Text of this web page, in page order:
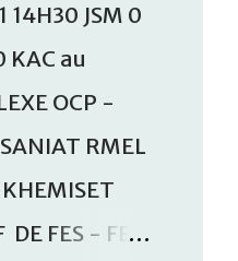
JSM 0
KAC au
OCP -
RMEL
FES - FES